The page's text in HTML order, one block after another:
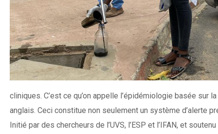
cliniques. C’est ce qu’on appelle l’épidémiologie basée
anglais. Ceci constitue non seulement un système d’alerte
Initié par des chercheurs de l’UVS, l’ESP et l’IFAN, et